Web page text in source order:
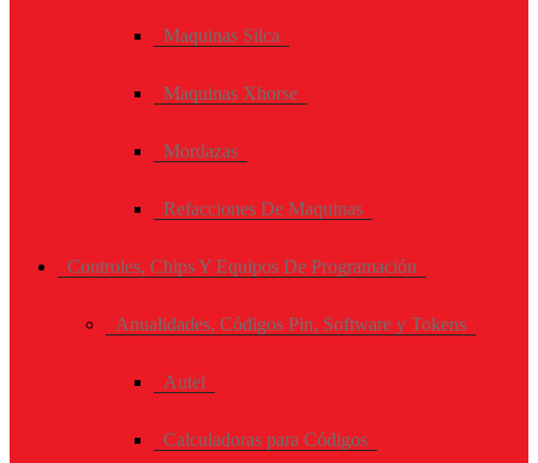
Maquinas Silca
Maquinas Xhorse
Mordazas
Refacciones De Maquinas
Controles, Chips Y Equipos De Programación
Anualidades, Códigos Pin, Software y Tokens
Autel
Calculadoras para Códigos